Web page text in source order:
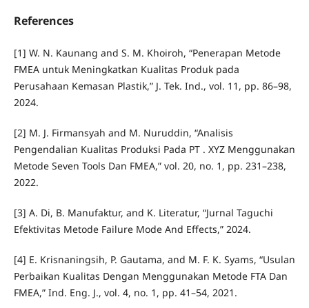
References
[1] W. N. Kaunang and S. M. Khoiroh, “Penerapan Metode
FMEA untuk Meningkatkan Kualitas Produk pada
Perusahaan Kemasan Plastik,” J. Tek. Ind., vol. 11, pp. 86–98,
2024.
[2] M. J. Firmansyah and M. Nuruddin, “Analisis
Pengendalian Kualitas Produksi Pada PT . XYZ Menggunakan
Metode Seven Tools Dan FMEA,” vol. 20, no. 1, pp. 231–238,
2022.
[3] A. Di, B. Manufaktur, and K. Literatur, “Jurnal Taguchi
Efektivitas Metode Failure Mode And Effects,” 2024.
[4] E. Krisnaningsih, P. Gautama, and M. F. K. Syams, “Usulan
Perbaikan Kualitas Dengan Menggunakan Metode FTA Dan
FMEA,” Ind. Eng. J., vol. 4, no. 1, pp. 41–54, 2021.